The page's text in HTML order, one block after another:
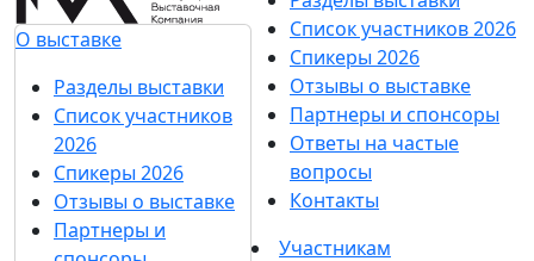
О выставке
Разделы выставки
Список участников
2026
Спикеры 2026
Отзывы о выставке
Партнеры и
Список участников 2026
Спикеры 2026
Отзывы о выставке
Партнеры и спонсоры
Ответы на частые
вопросы
Контакты
Участникам